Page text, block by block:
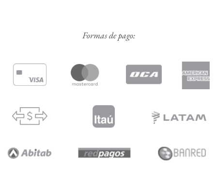
Formas de pago: